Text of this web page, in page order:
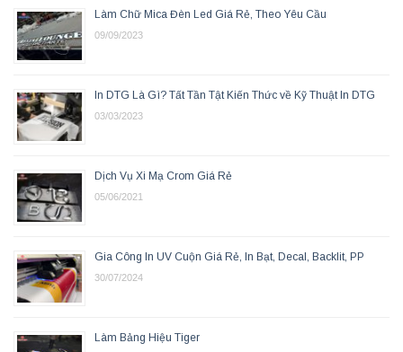
Làm Chữ Mica Đèn Led Giá Rẻ, Theo Yêu Cầu
09/09/2023
In DTG Là Gì? Tất Tần Tật Kiến Thức về Kỹ Thuật In DTG
03/03/2023
Dịch Vụ Xi Mạ Crom Giá Rẻ
05/06/2021
Gia Công In UV Cuộn Giá Rẻ, In Bạt, Decal, Backlit, PP
30/07/2024
Làm Bảng Hiệu Tiger